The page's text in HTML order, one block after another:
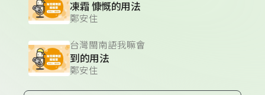
凍霜 慷慨的用法
鄭安住
台灣閩南語我嘛會
到的用法
鄭安住